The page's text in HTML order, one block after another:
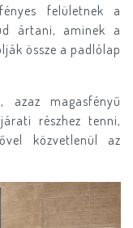
felületnek a
ártani, aminek a
össze a padlólap
azaz magasfényű
részhez tenni,
közvetlenül az